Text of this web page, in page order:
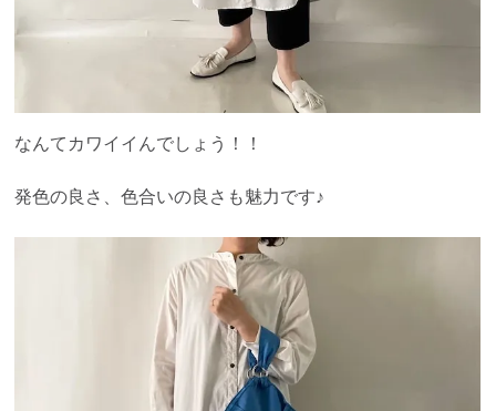
なんてカワイイんでしょう！！
発色の良さ、色合いの良さも魅力です♪